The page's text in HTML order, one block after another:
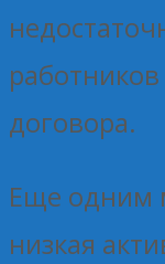
договора.
Еще одним
низкая